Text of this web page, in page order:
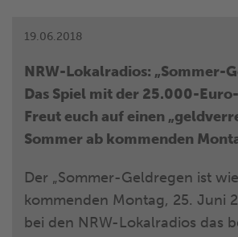
Folgendes:
19.06.2018
NRW-Lokalradios: „Sommer-
Das Spiel mit der 25.000-
Freut euch auf einen
Sommer ab kommenden
Der „Sommer-Geldregen ist
kommenden Montag, 25. Juni
bei den NRW-Lokalradios das